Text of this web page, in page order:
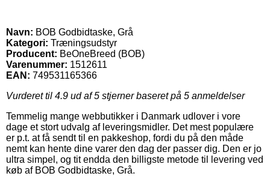
Navn: BOB Godbidtaske, Grå
Kategori: Træningsudstyr
Producent: BeOneBreed (BOB)
Varenummer: 1512611
EAN: 749531165366
Vurderet til 4.9 ud af 5 stjerner baseret på 5 anmeldelser
Temmelig mange webbutikker i Danmark udlover i vore
dage et stort udvalg af leveringsmidler. Det mest populære
er p.t. at få sendt til en pakkeshop, fordi du på den måde
nemt kan hente dine varer den dag der passer dig. Den er jo
ultra simpel, og tit endda den billigste metode til levering ved
køb af BOB Godbidtaske, Grå.